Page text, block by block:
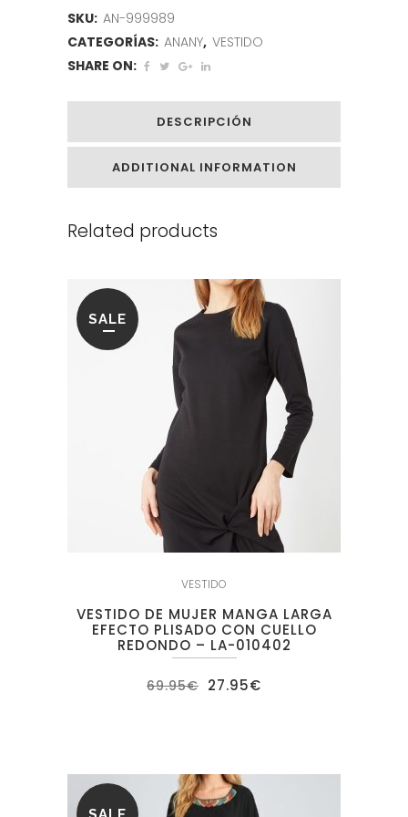
SKU: AN-999989
CATEGORÍAS: ANANY, VESTIDO
SHARE ON:
DESCRIPCIÓN
ADDITIONAL INFORMATION
Related products
SALE
VESTIDO
VESTIDO DE MUJER MANGA LARGA
EFECTO PLISADO CON CUELLO
REDONDO – LA-010402
69.95€ El
precio
27.95€